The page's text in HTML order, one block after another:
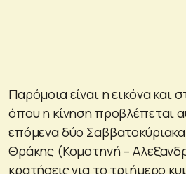
Παρόμοια είναι η εικόνα και
όπου η κίνηση προβλέπεται
επόμενα δύο
Θράκης (Κομοτηνή –
κρατήσεις για το τριήμερο